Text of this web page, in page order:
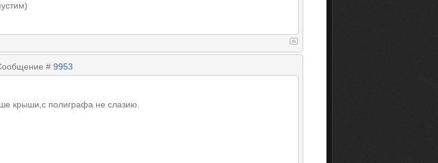
# 9953
крыши,с полиграфа не слазию.